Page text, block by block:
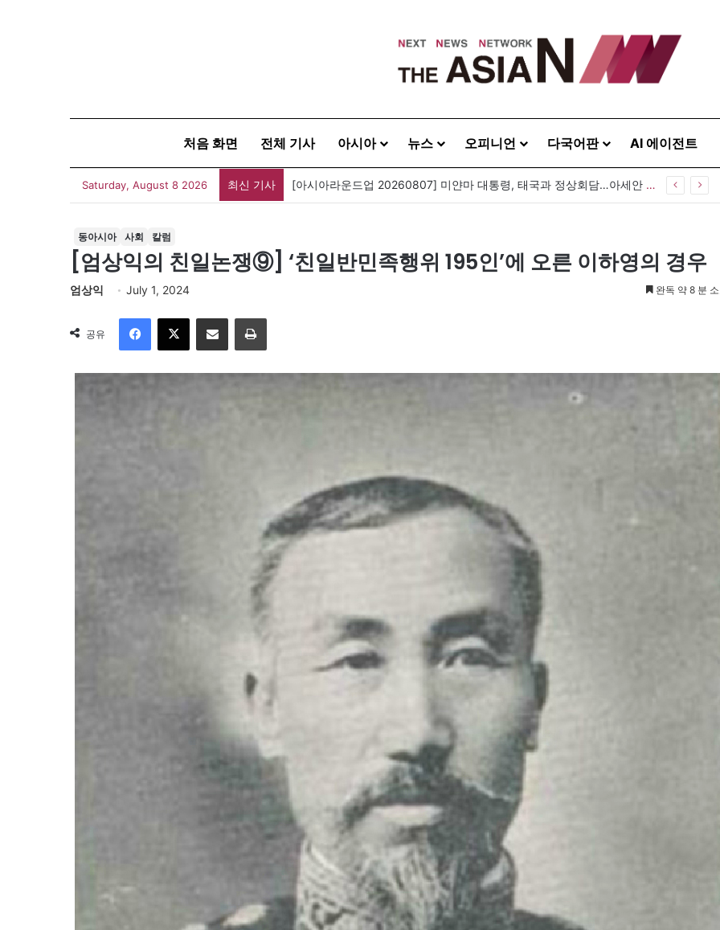
처음 화면 전체 기사 아시아 뉴스 오피니언 다국어판 AI 에이전트
Saturday, August 8 2026 최신 기사 [아시아라운드업 20260807] 미얀마 대통령, 태국과 정상회담…아세안 관계개선 모색
동아시아 사회 칼럼
[엄상익의 친일논쟁⑨] ‘친일반민족행위 195인’에 오른 이하영의 경우
엄상익 July 1, 2024 완독 약 8 분 소
공유
이메일